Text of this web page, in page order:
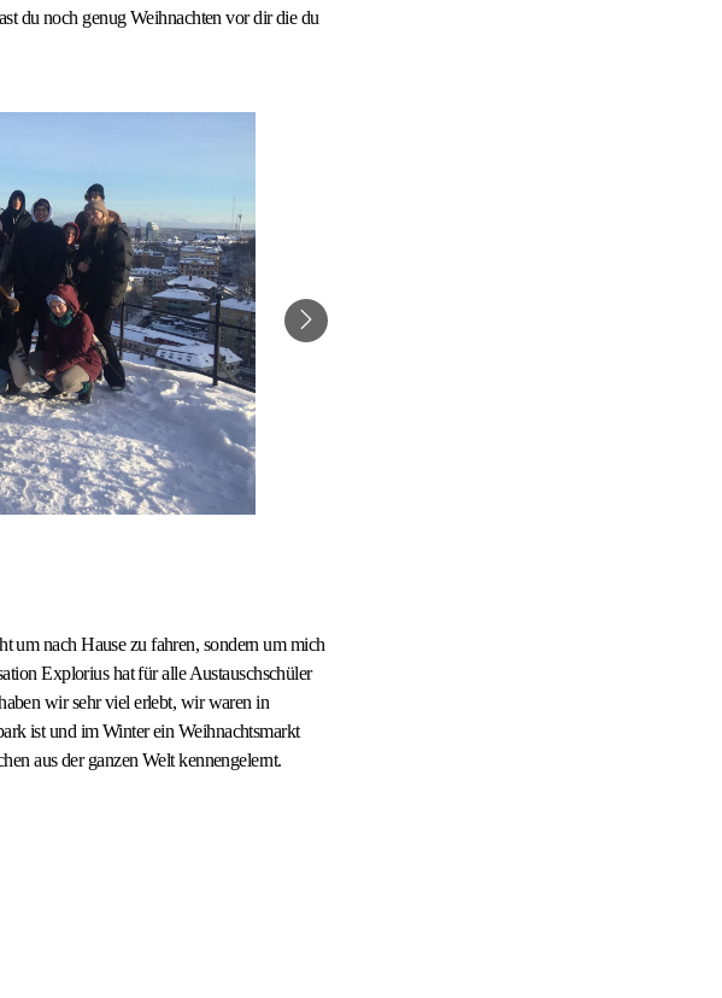
du noch genug Weihnachten vor dir die du
um nach Hause zu fahren, sondern um mich
Explorius hat für alle Austauschschüler
wir sehr viel erlebt, wir waren in
ist und im Winter ein Weihnachtsmarkt
aus der ganzen Welt kennengelernt.